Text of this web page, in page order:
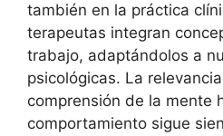
también en la práctica
terapeutas integran
trabajo, adaptándolos a
psicológicas. La
comprensión de la mente
comportamiento sigue